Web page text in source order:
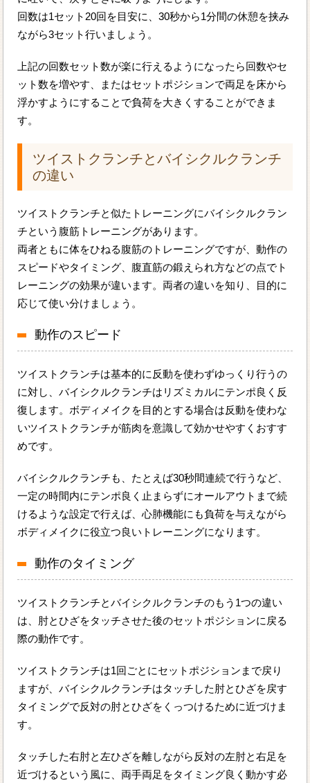
回数は1セット20回を目安に、30秒から1分間の休憩を挟み
ながら3セット行いましょう。
上記の回数セット数が楽に行えるようになったら回数やセ
ット数を増やす、またはセットポジションで両足を床から
浮かすようにすることで負荷を大きくすることができま
す。
ツイストクランチとバイシクルクランチ
の違い
ツイストクランチと似たトレーニングにバイシクルクラン
チという腹筋トレーニングがあります。
両者ともに体をひねる腹筋のトレーニングですが、動作の
スピードやタイミング、腹直筋の鍛えられ方などの点でト
レーニングの効果が違います。両者の違いを知り、目的に
応じて使い分けましょう。
動作のスピード
ツイストクランチは基本的に反動を使わずゆっくり行うの
に対し、バイシクルクランチはリズミカルにテンポ良く反
復します。ボディメイクを目的とする場合は反動を使わな
いツイストクランチが筋肉を意識して効かせやすくおすす
めです。
バイシクルクランチも、たとえば30秒間連続で行うなど、
一定の時間内にテンポ良く止まらずにオールアウトまで続
けるような設定で行えば、心肺機能にも負荷を与えながら
ボディメイクに役立つ良いトレーニングになります。
動作のタイミング
ツイストクランチとバイシクルクランチのもう1つの違い
は、肘とひざをタッチさせた後のセットポジションに戻る
際の動作です。
ツイストクランチは1回ごとにセットポジションまで戻り
ますが、バイシクルクランチはタッチした肘とひざを戻す
タイミングで反対の肘とひざをくっつけるために近づけま
す。
タッチした右肘と左ひざを離しながら反対の左肘と右足を
近づけるという風に、両手両足をタイミング良く動かす必